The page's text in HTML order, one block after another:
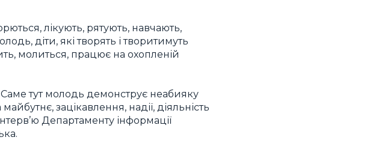
лікують, рятують, навчають,
діти, які творять і творитимуть
молиться, працює на охопленій
Саме тут молодь демонструє неабияку
зацікавлення, надії, діяльність
Департаменту інформації